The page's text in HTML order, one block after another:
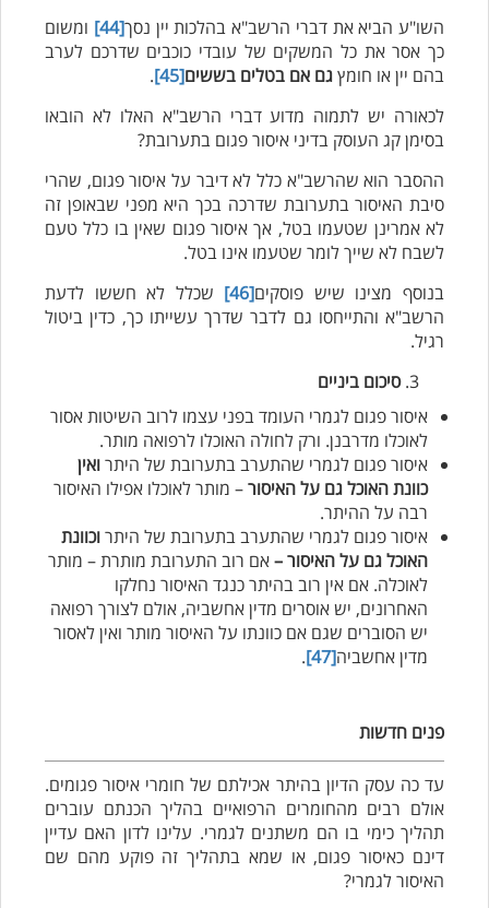
השו"ע הביא את דברי הרשב"א בהלכות יין נסך[44]
ומשום
כך אסר את כל המשקים של עובדי כוכבים שדרכם לערב
בהם יין או חומץגם אם בטלים בששים[45]
.
לכאורה יש לתמוה מדוע דברי הרשב"א האלו לא הובאו
בסימן קג העוסק בדיני איסור פגום בתערובת?
ההסבר הוא שהרשב"א כלל לא דיבר על איסור פגום, שהרי
סיבת האיסור בתערובת שדרכה בכך היא מפני שבאופן זה
לא אמרינן שטעמו בטל, אך איסור פגום שאין בו כלל טעם
לשבח לא שייך לומר שטעמו אינו בטל.
בנוסף מצינו שיש פוסקים[46]
שכלל לא חששו לדעת
הרשב"א והתייחסו גם לדבר שדרך עשייתו כך, כדין ביטול
רגיל.
סיכום ביניים
איסור פגום לגמרי העומד בפני עצמו לרוב השיטות אסור
לאוכלו מדרבנן. ורק לחולה האוכלו לרפואה מותר.
איסור פגום לגמרי שהתערב בתערובת של היתרואין
כוונת האוכל גם על האיסור– מותר לאוכלו אפילו האיסור
רבה על ההיתר.
איסור פגום לגמרי שהתערב בתערובת של היתרוכוונת
האוכל גם על האיסור –אם רוב התערובת מותרת – מותר
לאוכלה. אם אין רוב בהיתר כנגד האיסור נחלקו
האחרונים, יש אוסרים מדין אחשביה, אולם לצורך רפואה
יש הסוברים שגם אם כוונתו על האיסור מותר ואין לאסור
מדין אחשביה[47]
.
פנים חדשות
עד כה עסק הדיון בהיתר אכילתם של חומרי איסור פגומים.
אולם רבים מהחומרים הרפואיים בהליך הכנתם עוברים
תהליך כימי בו הם משתנים לגמרי. עלינו לדון האם עדיין
דינם כאיסור פגום, או שמא בתהליך זה פוקע מהם שם
האיסור לגמרי?